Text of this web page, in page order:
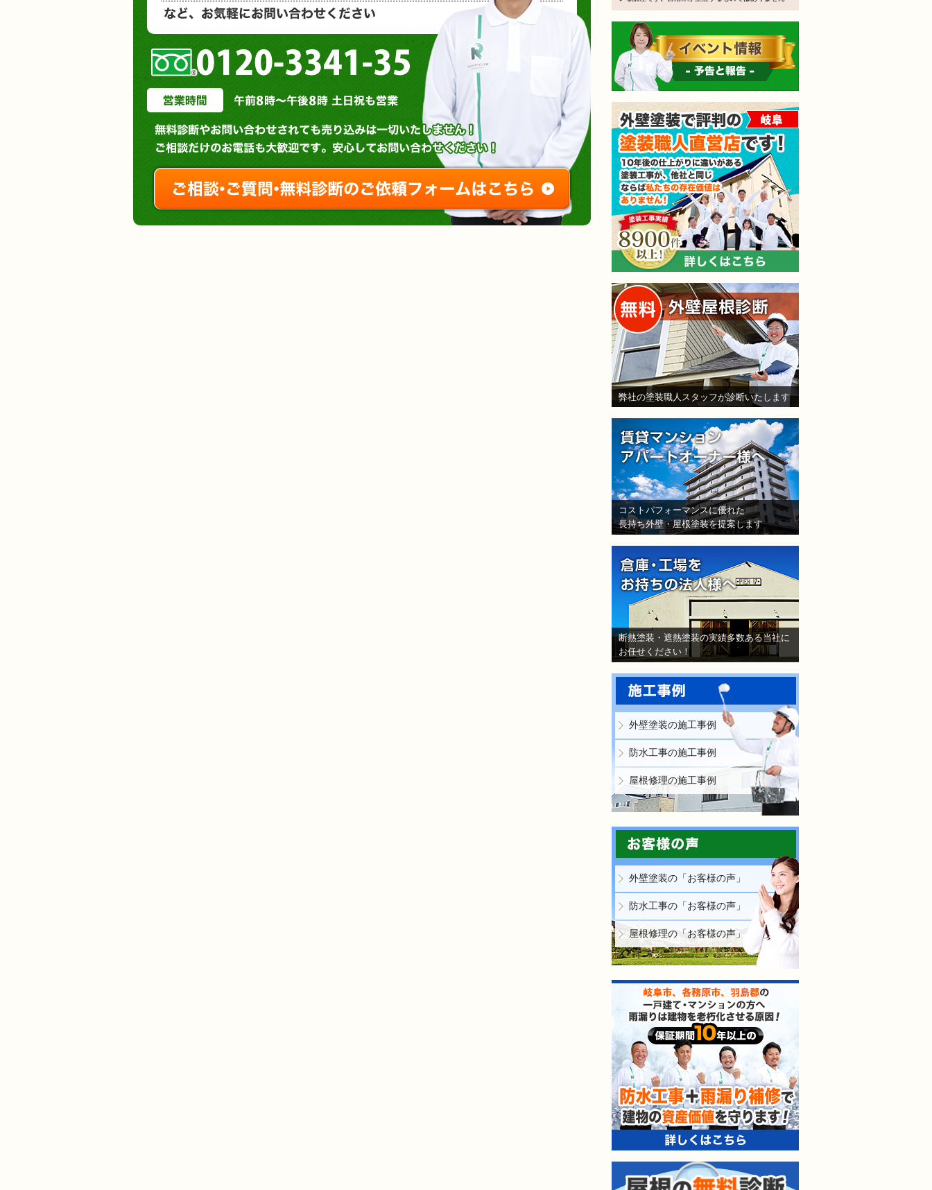
弊社の塗装職人スタッフが診断いたします
コストパフォーマンスに優れた
長持ち外壁・屋根塗装を提案します
断熱塗装・遮熱塗装の実績多数ある当社に
お任せください！
外壁塗装の施工事例
防水工事の施工事例
屋根修理の施工事例
外壁塗装の「お客様の声」
防水工事の「お客様の声」
屋根修理の「お客様の声」
など、お気軽にお問い合わせください。
0120-3341-35
営業時間 : 午前8時～午後8時 土日祝も営業
無料診断やお問い合わせされても売り込みは一切いたしません！ ご相談だけのお電話
ご相談・ご質問・無料診断のご依頼フォームはこちら